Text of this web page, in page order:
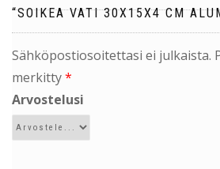
“SOIKEA VATI 30X15X4 CM
Sähköpostiosoitettasi ei julkaista.
merkitty*
Arvostelusi